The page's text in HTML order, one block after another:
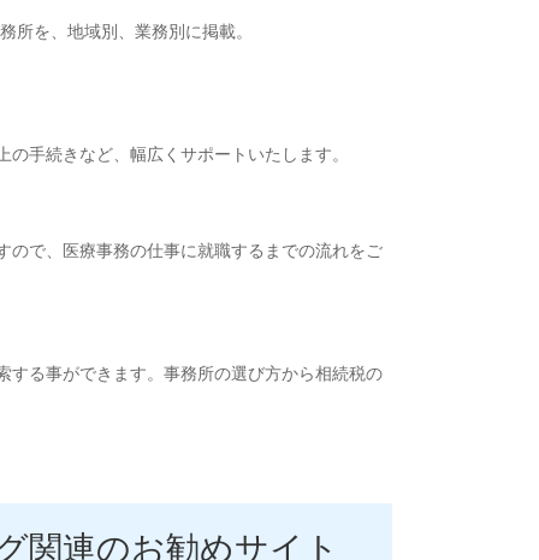
所を、地域別、業務別に掲載。
手続きなど、幅広くサポートいたします。
ので、医療事務の仕事に就職するまでの流れをご
する事ができます。事務所の選び方から相続税の
関連のお勧めサイト